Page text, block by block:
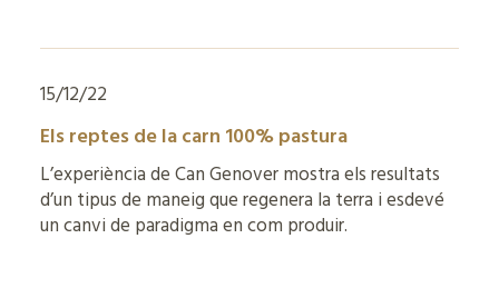
15/12/22
Els reptes de la carn 100% pastura
L’experiència de Can Genover mostra els resultats
d’un tipus de maneig que regenera la terra i esdevé
un canvi de paradigma en com produir.